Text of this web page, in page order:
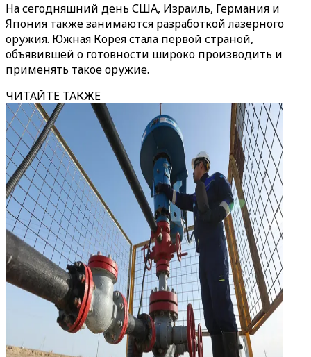
На сегодняшний день США, Израиль, Германия и
Япония также занимаются разработкой лазерного
оружия. Южная Корея стала первой страной,
объявившей о готовности широко производить и
применять такое оружие.
ЧИТАЙТЕ ТАКЖЕ